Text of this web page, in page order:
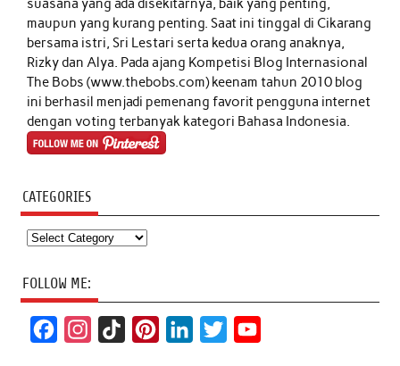
suasana yang ada disekitarnya, baik yang penting,
maupun yang kurang penting. Saat ini tinggal di Cikarang
bersama istri, Sri Lestari serta kedua orang anaknya,
Rizky dan Alya. Pada ajang Kompetisi Blog Internasional
The Bobs (www.thebobs.com) keenam tahun 2010 blog
ini berhasil menjadi pemenang favorit pengguna internet
dengan voting terbanyak kategori Bahasa Indonesia.
CATEGORIES
Categories
FOLLOW ME: